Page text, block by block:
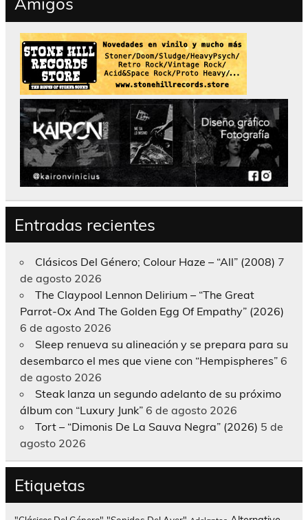
Entradas recientes
Clásicos Del Género; Colour Haze – “All” (2008) 7
de agosto 2026
The Claypool Lennon Delirium – “The Great
Parrot-Ox And The Golden Egg Of Empathy” (2026)
6 de agosto 2026
Sleep renueva su alineación y se prepara para su
desembarco el mes que viene con “Hempispheres” 6
de agosto 2026
Steak lanza un segundo adelanto de su próximo
álbum con “Luxury Junk” 6 de agosto 2026
Tort – “Dimonis De La Sauva Negra” (2026) 5 de
agosto 2026
Etiquetas